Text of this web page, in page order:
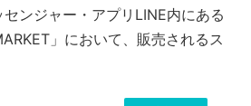
ンジャー・アプリLINE内にある
」において、販売されるス